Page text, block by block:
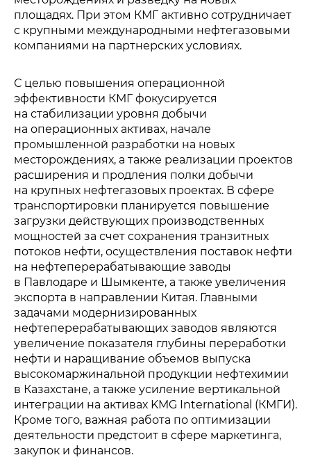
площадях. При этом КМГ активно сотрудничает
с крупными международными нефтегазовыми
компаниями на партнерских условиях.
С целью повышения операционной
эффективности КМГ фокусируется
на стабилизации уровня добычи
на операционных активах, начале
промышленной разработки на новых
месторождениях, а также реализации проектов
расширения и продления полки добычи
на крупных нефтегазовых проектах. В сфере
транспортировки планируется повышение
загрузки действующих производственных
мощностей за счет сохранения транзитных
потоков нефти, осуществления поставок нефти
на нефтеперерабатывающие заводы
в Павлодаре и Шымкенте, а также увеличения
экспорта в направлении Китая. Главными
задачами модернизированных
нефтеперерабатывающих заводов являются
увеличение показателя глубины переработки
нефти и наращивание объемов выпуска
высокомаржинальной продукции нефтехимии
в Казахстане, а также усиление вертикальной
интеграции на активах KMG International (КМГИ).
Кроме того, важная работа по оптимизации
деятельности предстоит в сфере маркетинга,
закупок и финансов.